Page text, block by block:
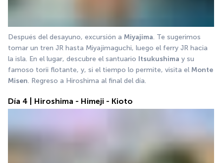
Después del desayuno, excursión a Miyajima. Te sugerimos
tomar un tren JR hasta Miyajimaguchi, luego el ferry JR hacia
la isla. En el lugar, descubre el santuario Itsukushima y su
famoso torii flotante, y, si el tiempo lo permite, visita el Monte
Misen. Regreso a Hiroshima al final del día.
Día 4 | Hiroshima - Himeji - Kioto